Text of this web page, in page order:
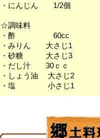
・にんじん 1/2個
☆調味料
・酢 60cc
・みりん 大さじ1
・砂糖 大さじ3
・だし汁 30ｃｃ
・しょう油 大さじ2
・塩 小さじ1